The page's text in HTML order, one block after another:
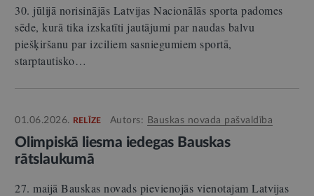
30. jūlijā norisinājās Latvijas Nacionālās sporta padomes
sēde, kurā tika izskatīti jautājumi par naudas balvu
piešķiršanu par izciliem sasniegumiem sportā,
starptautisko…
01.06.2026. RELĪZE Autors: Bauskas novada pašvaldība
Olimpiskā liesma iedegas Bauskas
rātslaukumā
27. maijā Bauskas novads pievienojās vienotajam Latvijas